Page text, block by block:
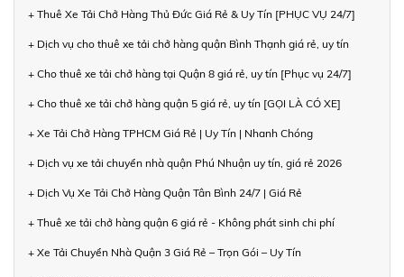
+ Thuê Xe Tải Chở Hàng Thủ Đức Giá Rẻ & Uy Tín [PHỤC VỤ 24/7]
+ Dịch vụ cho thuê xe tải chở hàng quận Bình Thạnh giá rẻ, uy tín
+ Cho thuê xe tải chở hàng tại Quận 8 giá rẻ, uy tín [Phục vụ 24/7]
+ Cho thuê xe tải chở hàng quận 5 giá rẻ, uy tín [GỌI LÀ CÓ XE]
+ Xe Tải Chở Hàng TPHCM Giá Rẻ | Uy Tín | Nhanh Chóng
+ Dịch vụ xe tải chuyển nhà quận Phú Nhuận uy tín, giá rẻ 2026
+ Dịch Vụ Xe Tải Chở Hàng Quận Tân Bình 24/7 | Giá Rẻ
+ Thuê xe tải chở hàng quận 6 giá rẻ - Không phát sinh chi phí
+ Xe Tải Chuyển Nhà Quận 3 Giá Rẻ – Trọn Gói – Uy Tín